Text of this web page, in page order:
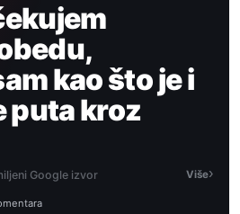
kao što je i
puta kroz
Google izvor Više›